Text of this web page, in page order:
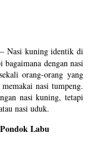
– Nasi kuning identik di
dengan nasi
orang-orang yang
nasi tumpeng.
nasi kuning, tetapi
nasi uduk.
Labu